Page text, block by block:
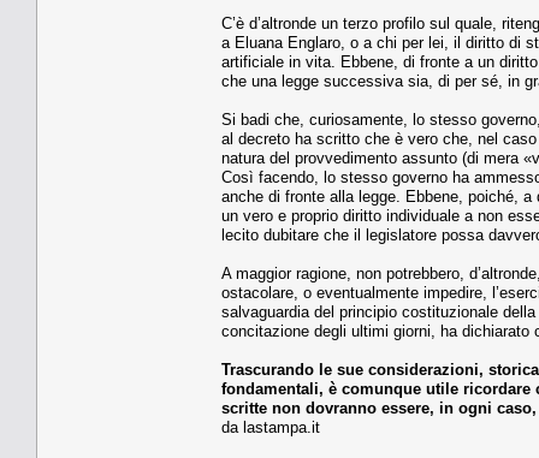
C’è d’altronde un terzo profilo sul quale,
a Eluana Englaro, o a chi per lei, il diritto di
artificiale in vita. Ebbene, di fronte a un
che una legge successiva sia, di per sé, in
Si badi che, curiosamente, lo stesso
al decreto ha scritto che è vero che, nel
natura del provvedimento assunto (di mera
Così facendo, lo stesso governo ha
anche di fronte alla legge. Ebbene, poiché,
un vero e proprio diritto individuale a non
lecito dubitare che il legislatore possa
A maggior ragione, non potrebbero,
ostacolare, o eventualmente impedire,
salvaguardia del principio costituzionale
concitazione degli ultimi giorni, ha
Trascurando le sue considerazioni,
fondamentali, è comunque utile
scritte non dovranno essere, in ogni
da lastampa.it